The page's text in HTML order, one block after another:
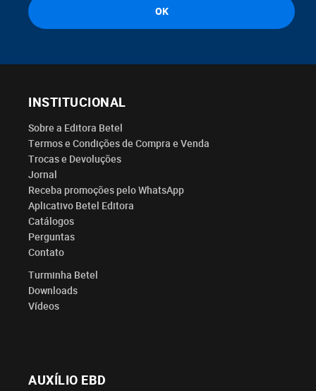
INSTITUCIONAL
Sobre a Editora Betel
Termos e Condições de Compra e Venda
Trocas e Devoluções
Jornal
Receba promoções pelo WhatsApp
Aplicativo Betel Editora
Catálogos
Perguntas
Contato
Turminha Betel
Downloads
Vídeos
AUXÍLIO EBD